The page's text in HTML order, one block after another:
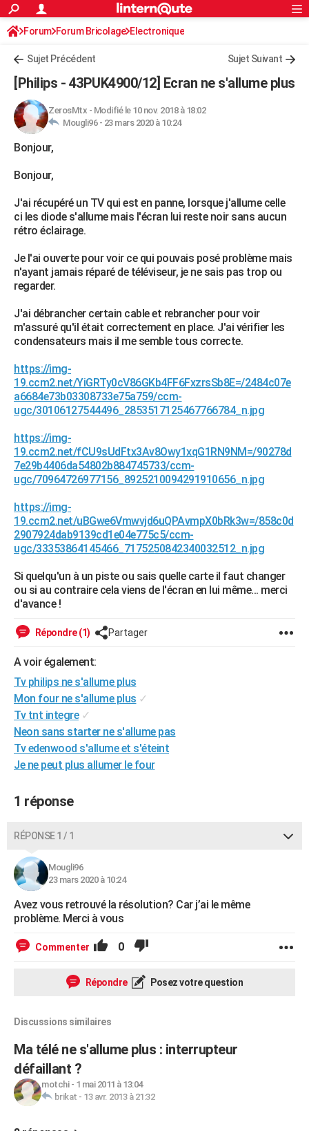
ACTUALITÉS
Politique
Société
Faits Divers
Education
Monde
Villes
+
FINANCE
Retraite
Impôts
Epargne
Immobilier
Risques naturels par ville
Banque
Assurance
Crédit
AUTO
Essais
Réserver un essai
Citadines
Berlines
SUV
Forum auto
+HIGH-TECH
Mobiles
Meilleur smartphone
Internet
Ordinateurs
Jeux vidéo
Guide high-tech
+
Forum
Aménagement intérieur
Extérieur
Cuisine
Salle de bains
Jardinage
Rangement
WEEK-END
Guides de France
Week-end nature
Art de vivre
Bien-être
Loisirs
ModeModes de vie
SANTE
Alimentation
Guide de la santé
Maladies
Médicaments
Sommeil
Destinations
City break
Voyage nature
Voyage de noces
Forum
Climat
+PHOTO
BONS PLANS
CARTE DE VOEUX
Carte de Noël
Carte Bonne année
Carte Saint-Valentin
Carte Pâques
Carte d'anniversaire
DICTIONNAIRE
Dictionnaire
Biographies
Citations
Expressions
Proverbes
PROGRAMME TV
S'inscrire
Se connecter
Lycées
Collèges
Primaires
Universités
Entreprises
Service militaire
Avis de recherche
AVIS DE DÉCÈS
FORUM
Bricolage
Lifestyle
Culture
Sport
Auto
Television
Voyage
Cinema
S'inscrire
Connexion
Forum Forum Bricolage Electronique
Sujet Précédent Sujet Suivant
[Philips - 43PUK4900/12] Ecran ne s'allume plus
ZerosMtx - Modifié le 10 nov. 2018 à 18:02
Mougli96 - 23 mars 2020 à 10:24
Bonjour,
Bonjour,
J'ai récupéré un TV qui est en panne, lorsque j'allume celle
ci les diode s'allume mais l'écran lui reste noir sans aucun
rétro éclairage.
Je l'ai ouverte pour voir ce qui pouvais posé problème mais
n'ayant jamais réparé de téléviseur, je ne sais pas trop ou
regarder.
J'ai débrancher certain cable et rebrancher pour voir
m'assuré qu'il était correctement en place. J'ai vérifier les
condensateurs mais il me semble tous correcte.
https://img-
19.ccm2.net/YiGRTy0cV86GKb4FF6FxzrsSb8E=/2484c07e
a6684e73b03308733e75a759/ccm-
ugc/30106127544496_2853517125467766784_n.jpg
https://img-
19.ccm2.net/fCU9sUdFtx3Av8Owy1xqG1RN9NM=/90278d
7e29b4406da54802b884745733/ccm-
ugc/70964726977156_8925210094291910656_n.jpg
https://img-
19.ccm2.net/uBGwe6Vmwvjd6uQPAvmpX0bRk3w=/858c0d
2907924dab9139cd1e04e775c5/ccm-
ugc/33353864145466_7175250842340032512_n.jpg
Si quelqu'un à un piste ou sais quelle carte il faut changer
ou si au contraire cela viens de l'écran en lui même... merci
d'avance !
Répondre (1) Partager
A voir également:
Tv philips ne s'allume plus
Mon four ne s'allume plus ✓
Tv tnt integre ✓
Neon sans starter ne s'allume pas
Tv edenwood s'allume et s'éteint
Je ne peut plus allumer le four
1 réponse
RÉPONSE 1 / 1
Mougli96
23 mars 2020 à 10:24
Avez vous retrouvé la résolution? Car j’ai le même
problème. Merci à vous
Commenter 0
Répondre Posez votre question
Discussions similaires
Ma télé ne s'allume plus : interrupteur
défaillant ?
motchi- 1 mai 2011 à 13:04
brikat - 13 avr. 2013 à 21:32